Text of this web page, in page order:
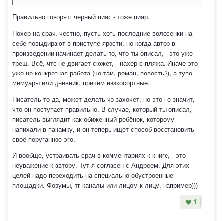
Правильно говорят: черный пиар - тоже пиар.
Похер на срач, честно, пусть хоть последние волосенки на
себе повыдирают в приступе ярости, но когда автор в
произведении начинает делать то, что ты описал, - это уже
треш. Всё, что не двигает сюжет, - нахер с пляжа. Иначе это
уже не конкретная работа (чо там, роман, повесть?), а тупо
мемуары или дневник, причём низкосортные.
Писатель-то да, может делать чо захочет, но это не значит,
что он поступает правильно. В случае, который ты описал,
писатель выглядит как обиженный ребёнок, которому
напихали в панамку, и он теперь ищет способ восстановить
своё поруганное эго.
И вообще, устраивать срач в комментариях к книге, - это
неуважение к автору. Тут я согласен с Андреем. Для этих
целей надо переходить на специально обустроенные
площадки. Форумы, тг каналы или лицом к лицу, например)))
1